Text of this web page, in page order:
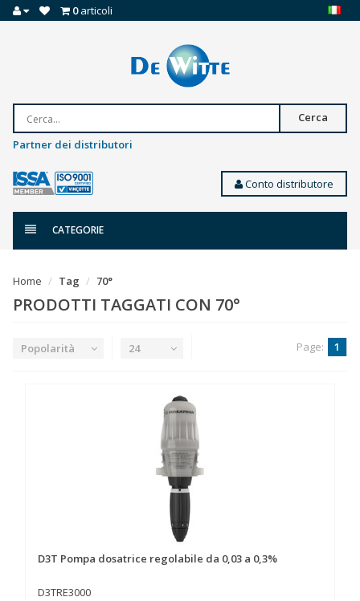
0articoli
Cerca
Partner dei distributori
Conto distributore
CATEGORIE
Home Tag 70°
PRODOTTI TAGGATI CON 70°
Popolarità 24 Page: 1
D3T Pompa dosatrice regolabile da 0,03 a 0,3%
D3TRE3000